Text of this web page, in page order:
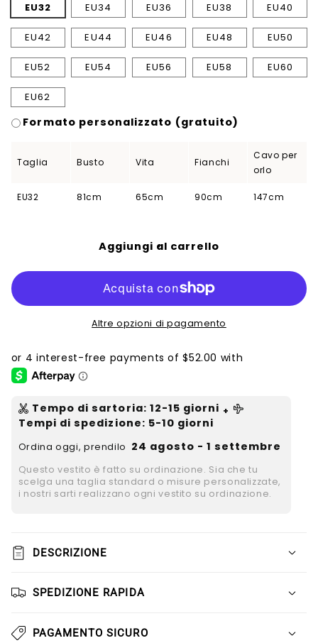
EU32
EU34 EU36 EU38 EU40
EU42 EU44 EU46 EU48 EU50
EU52 EU54 EU56 EU58 EU60
EU62
Formato personalizzato (gratuito)
Taglia Busto Vita Fianchi
Cavo per
orlo
EU32 81cm 65cm 90cm 147cm
Aggiungi al carrello
Altre opzioni di pagamento
Tempo di sartoria: 12-15 giorni +
Tempi di spedizione: 5-10 giorni
Ordina oggi, prendilo 24 agosto - 1 settembre
Questo vestito è fatto su ordinazione. Sia che tu
scelga una taglia standard o misure personalizzate,
i nostri sarti realizzano ogni vestito su ordinazione.
DESCRIZIONE
SPEDIZIONE RAPIDA
PAGAMENTO SICURO